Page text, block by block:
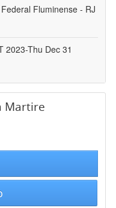
Fluminense - RJ
2023-Thu Dec 31
Martire